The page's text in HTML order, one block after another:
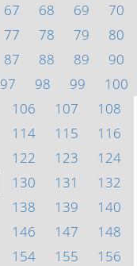
67 68 69
70
77 78 79
80
87 88 89
90
97 98 99
100
106 107
108
114 115
116
122 123
124
130 131
132
138 139
140
146 147
148
154 155
156